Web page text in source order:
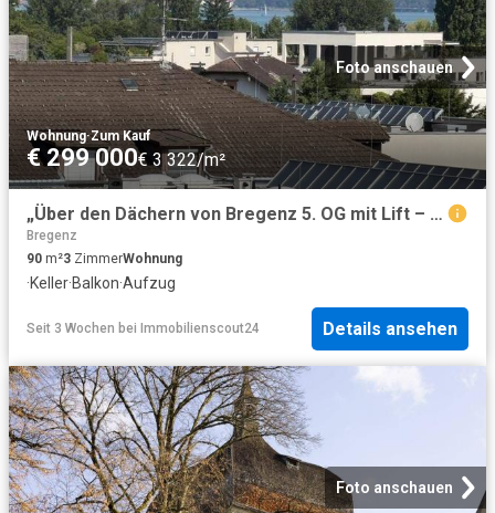
Foto anschauen
Wohnung·Zum Kauf
€ 299 000€ 3 322/m²
„Über den Dächern von Bregenz 5. OG mit Lift – Großzügige 3 Zimmer Wohnung mit Weitblick“
Bregenz
90 m²3 ZimmerWohnung
·Keller·Balkon·Aufzug
Seit 3 Wochen bei Immobilienscout24 Details ansehen
Foto anschauen